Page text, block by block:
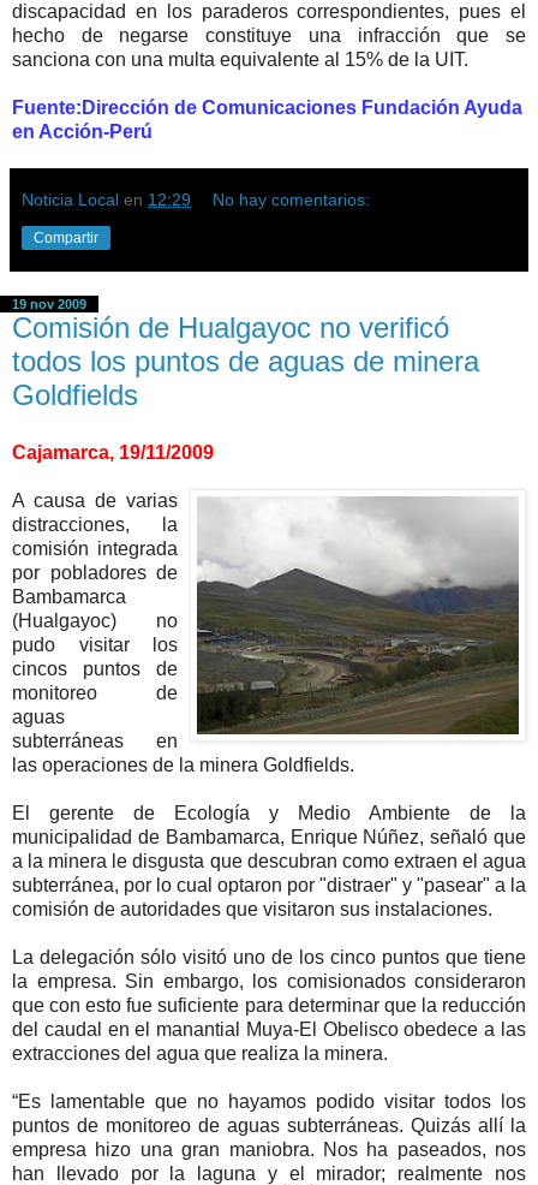
discapacidad en los paraderos correspondientes, pues el
hecho de negarse constituye una infracción que se
sanciona con una multa equivalente al 15% de la UIT.
Fuente: Dirección de Comunicaciones Fundación Ayuda
en Acción-Perú
Noticia Local en 12:29 No hay comentarios:
Compartir
19 nov 2009
Comisión de Hualgayoc no verificó
todos los puntos de aguas de minera
Goldfields
Cajamarca, 19/11/2009
A causa de varias
distracciones, la
comisión integrada
por pobladores de
Bambamarca
(Hualgayoc) no
pudo visitar los
cincos puntos de
monitoreo de
aguas
subterráneas en
las operaciones de la minera Goldfields.
El gerente de Ecología y Medio Ambiente de la
municipalidad de Bambamarca, Enrique Núñez, señaló que
a la minera le disgusta que descubran como extraen el agua
subterránea, por lo cual optaron por "distraer" y "pasear" a la
comisión de autoridades que visitaron sus instalaciones.
La delegación sólo visitó uno de los cinco puntos que tiene
la empresa. Sin embargo, los comisionados consideraron
que con esto fue suficiente para determinar que la reducción
del caudal en el manantial Muya-El Obelisco obedece a las
extracciones del agua que realiza la minera.
“Es lamentable que no hayamos podido visitar todos los
puntos de monitoreo de aguas subterráneas. Quizás allí la
empresa hizo una gran maniobra. Nos ha paseados, nos
han llevado por la laguna y el mirador; realmente nos